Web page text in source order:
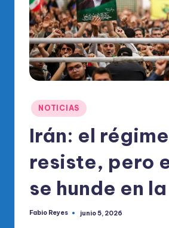
di
o
O
al
R
Publicado
en
NOTICIAS
Irán: el
resiste, pero
se hunde en
Publicado
Fabio Reyes junio 5, 2026